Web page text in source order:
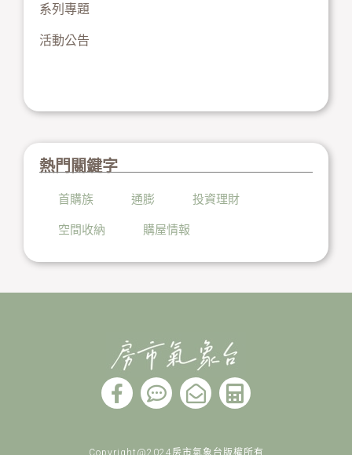
系列專題
活動公告
熱門關鍵字
首購族 通膨 投資理財
空間收納 購屋情報
F
a
e
C
o
m
E
n
e
C
a
c